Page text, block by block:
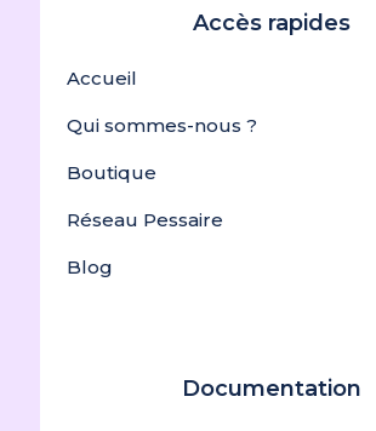
Accès rapides
Accueil
Qui sommes-nous ?
Boutique
Réseau Pessaire
Blog
Documentation